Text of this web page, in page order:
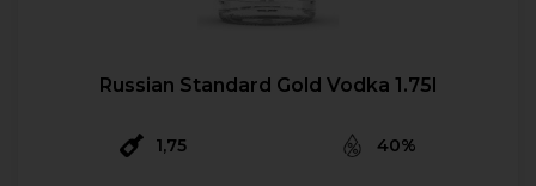
Russian Standard Gold Vodka 1.75l
1,75 40%